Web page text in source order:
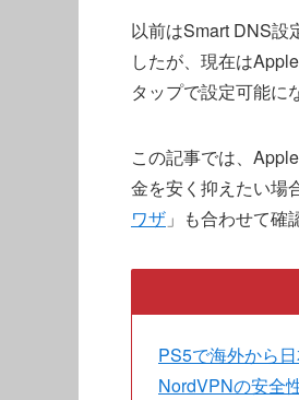
以前はSmart DNS設
したが、現在は
タップで設定可能に
この記事では、
金を安く抑えたい場
ワザ 」も合わせて確
PS5で海外から
NordVPNの安全